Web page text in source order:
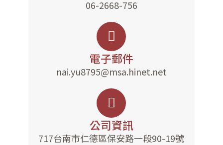
06-2668-756
電子郵件
nai.yu8795@msa.hinet.net
公司資訊
717台南市仁德區保安路一段90-19號